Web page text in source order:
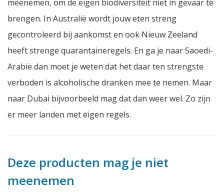
meenemen, om de eigen biodiversiteit niet in gevaar te
brengen. In Australië wordt jouw eten streng
gecontroleerd bij aankomst en ook Nieuw Zeeland
heeft strenge quarantaineregels. En ga je naar Saoedi-
Arabië dan moet je weten dat het daar ten strengste
verboden is alcoholische dranken mee te nemen. Maar
naar Dubai bijvoorbeeld mag dat dan weer wel. Zo zijn
er meer landen met eigen regels.
Deze producten mag je niet
meenemen